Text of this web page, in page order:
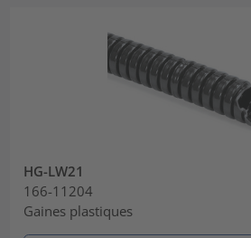
HG-LW21
166-11204
Gaines plastiques